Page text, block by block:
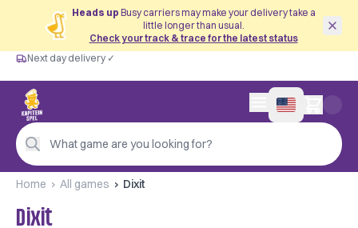
Heads up Busy carriers may make your delivery take a
little longer than usual.
Check your track & trace for the latest status
Free from €60
Next day delivery ✓
Personal advice
4,9/5 —
Next day delivery ✓
What game are you looking for?
0 items in cart
Home All games Dixit
Dixit